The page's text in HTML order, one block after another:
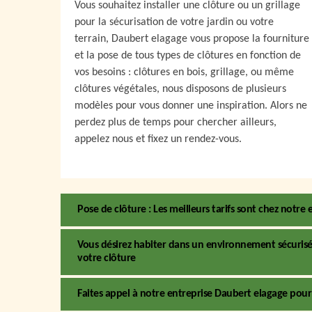
Vous souhaitez installer une clôture ou un grillage
pour la sécurisation de votre jardin ou votre
terrain, Daubert elagage vous propose la fourniture
et la pose de tous types de clôtures en fonction de
vos besoins : clôtures en bois, grillage, ou même
clôtures végétales, nous disposons de plusieurs
modèles pour vous donner une inspiration. Alors ne
perdez plus de temps pour chercher ailleurs,
appelez nous et fixez un rendez-vous.
Pose de clôture : Les meilleurs tarifs sont chez notre
Vous désirez habiter dans un environnement
votre clôture
Faites appel à notre entreprise Daubert elagage